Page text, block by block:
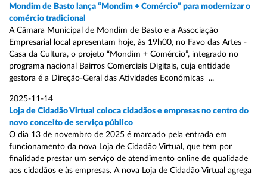
Mondim de Basto lança “Mondim + Comércio” para modernizar o
comércio tradicional
A Câmara Municipal de Mondim de Basto e a Associação
Empresarial local apresentam hoje, às 19h00, no Favo das Artes -
Casa da Cultura, o projeto “Mondim + Comércio”, integrado no
programa nacional Bairros Comerciais Digitais, cuja entidade
gestora é a Direção-Geral das Atividades Económicas ...
2025-11-14
Loja de Cidadão Virtual coloca cidadãos e empresas no centro do
novo conceito de serviço público
O dia 13 de novembro de 2025 é marcado pela entrada em
funcionamento da nova Loja de Cidadão Virtual, que tem por
finalidade prestar um serviço de atendimento online de qualidade
aos cidadãos e às empresas. A nova Loja de Cidadão Virtual agrega